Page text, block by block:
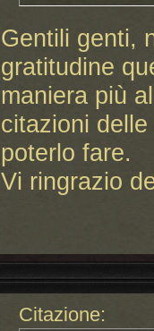
Gentili genti,
gratitudine
maniera più
citazioni
poterlo fare.
Vi ringrazio
Citazione: